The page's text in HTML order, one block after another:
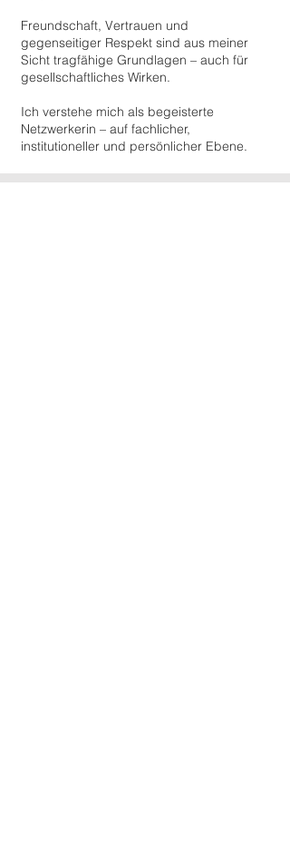
Freundschaft, Vertrauen und
gegenseitiger Respekt sind aus meiner
Sicht tragfähige Grundlagen – auch für
gesellschaftliches Wirken.
Ich verstehe mich als begeisterte
Netzwerkerin – auf fachlicher,
institutioneller und persönlicher Ebene.